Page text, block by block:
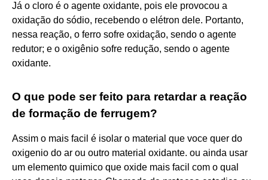
Já o cloro é o agente oxidante, pois ele provocou a
oxidação do sódio, recebendo o elétron dele. Portanto,
nessa reação, o ferro sofre oxidação, sendo o agente
redutor; e o oxigênio sofre redução, sendo o agente
oxidante.
O que pode ser feito para retardar a reação
de formação de ferrugem?
Assim o mais facil é isolar o material que voce quer do
oxigenio do ar ou outro material oxidante. ou ainda usar
um elemento quimico que oxide mais facil com o qual